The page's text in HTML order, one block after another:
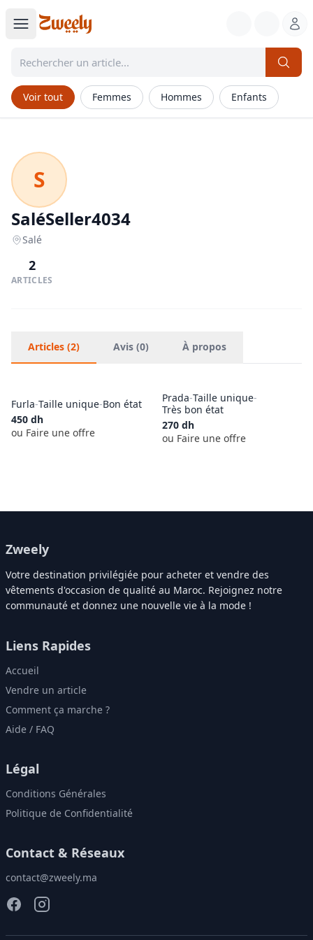
Voir tout Femmes Hommes Enfants
S
SaléSeller4034
Salé
2
ARTICLES
Articles (2) Avis (0) À propos
Furla-Taille unique-Bon état
450 dh
ou Faire une offre
Prada-Taille unique-
Très bon état
270 dh
ou Faire une offre
Zweely
Votre destination privilégiée pour acheter et vendre des
vêtements d'occasion de qualité au Maroc. Rejoignez notre
communauté et donnez une nouvelle vie à la mode !
Liens Rapides
Accueil
Vendre un article
Comment ça marche ?
Aide / FAQ
Légal
Conditions Générales
Politique de Confidentialité
Contact & Réseaux
contact@zweely.ma